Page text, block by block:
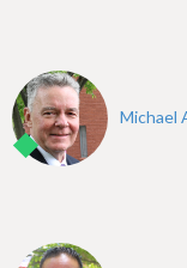
Michael